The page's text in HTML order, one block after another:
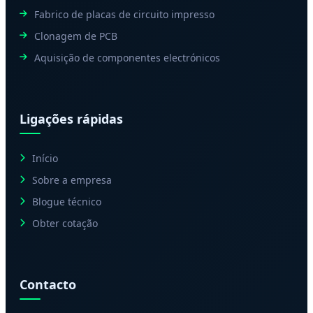
Fabrico de placas de circuito impresso
Clonagem de PCB
Aquisição de componentes electrónicos
Ligações rápidas
Início
Sobre a empresa
Blogue técnico
Obter cotação
Contacto